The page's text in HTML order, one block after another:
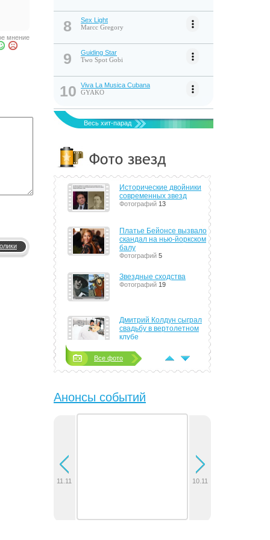
мнение
8
Sex Light
Marcc Gregory
9
Guiding Star
Two Spot Gobi
10
Viva La Musica Cubana
GYAKO
Весь хит-парад
Исторические двойники
современных звезд
Фотографий 13
Платье Бейонсе вызвало
скандал на нью-йоркском
балу
Фотографий 5
Звездные сходства
Фотографий 19
Дмитрий Колдун сыграл
свадьбу в вертолетном
клубе
Тимати сорит деньгами
направо и налево
женой Максима Галкина
Все фото
Анонсы событий
11.11 10.11